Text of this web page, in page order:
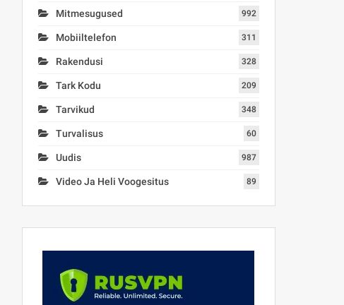
Mitmesugused 992
Mobiiltelefon 311
Rakendusi 328
Tark Kodu 209
Tarvikud 348
Turvalisus 60
Uudis 987
Video Ja Heli Voogesitus 89